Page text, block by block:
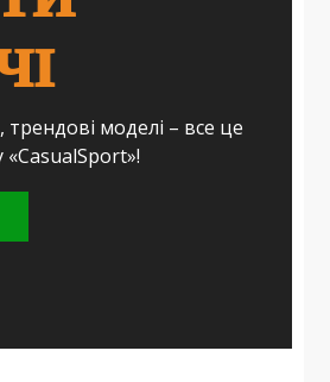
моделі – все це
«CasualSport»!